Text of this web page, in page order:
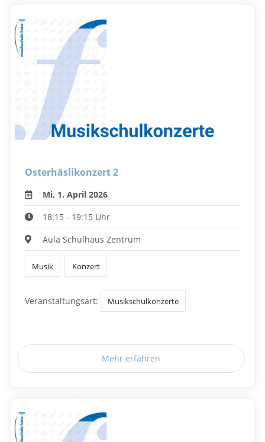
Osterhäslikonzert 2
Mi, 1. April 2026
18:15 - 19:15 Uhr
Aula Schulhaus Zentrum
Musik Konzert
Veranstaltungsart: Musikschulkonzerte
Mehr erfahren